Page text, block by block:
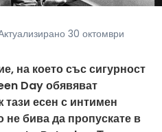
30 октомври
на което със сигурност
Day обявяват
есен с интимен
не бива да пропускате в